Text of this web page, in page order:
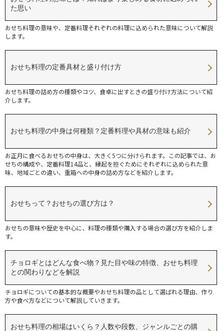
た思い
おせち料理の意味や、定番料理それぞれの料理に込められた意味について解説
します。
おせち料理の定番具材と盛り付け方
おせち料理の詰め方の種類やコツ、食卓に出すときの盛り付け方法について紹
介します。
おせち料理の中身は何種類？定番料理や具材の意味も紹介
お正月に食べるおせちの中身は、大きく5つに分けられます。この記事では、お
せちの構成や、定番料理14品と、縁起を担ぐためにそれぞれに込められた意
味、地域ごとの違い、重箱への中身の詰め方などを紹介します。
おせちって？おせちの選び方は？
おせちの意味や歴史を中心に、料理の種類や購入する場合の選び方を紹介しま
す。
チョロギとはどんな食べ物？見た目や味の特徴、おせち料理
との関わりなどを解説
チョロギについての基本的な概要やおせち料理の品として選ばれる理由、作り
方や食べ方などについて解説していきます。
おせち料理の相場はいくら？人数や段数、ジャンルごとの購